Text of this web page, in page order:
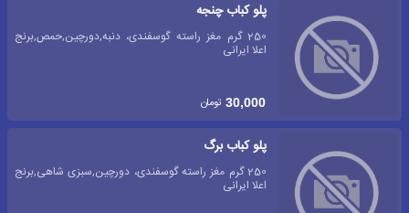
پلو کباب چنجه
250 گرم مغز راسته گوسفندی، دنبه,دورچین,حمص,برنج
اعلا ایرانی
30,000 تومان
پلو کباب برگ
250 گرم مغز راسته گوسفندی، دورچین,سبزی شاهی,برنج
اعلا ایرانی